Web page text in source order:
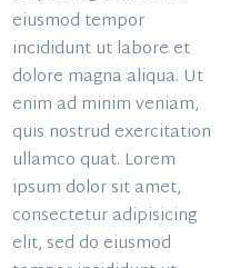
eiusmod tempor
incididunt ut labore et
dolore magna aliqua. Ut
enim ad minim veniam,
quis nostrud exercitation
ullamco quat. Lorem
ipsum dolor sit amet,
consectetur adipisicing
elit, sed do eiusmod